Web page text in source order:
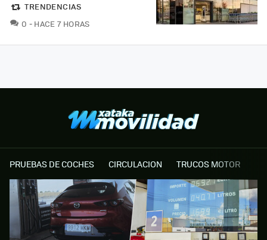
TRENDENCIAS
0 COMENTARIOS
HACE 7 HORAS
PRUEBAS DE COCHES CIRCULACION TRUCOS MOTOR